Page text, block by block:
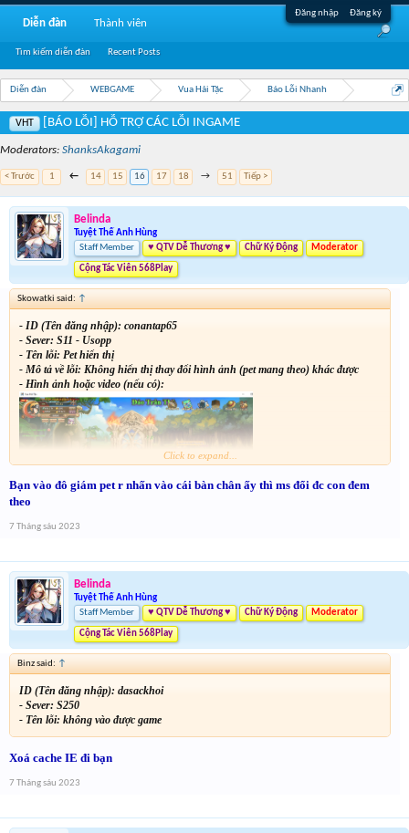
Đăng nhập Đăng ký
Diễn đàn WEBGAME Vua Hải Tặc Báo Lỗi Nhanh
VHT [BÁO LỖI] HỖ TRỢ CÁC LỖI INGAME
Moderators: ShanksAkagami
< Trước 1 ← 14 15 16 17 18 → 51 Tiếp >
Belinda
Tuyệt Thế Anh Hùng
Staff Member
♥ QTV Dễ Thương ♥ Chữ Ký Động Moderator
Cộng Tác Viên 568Play
Skowatki said: ↑
- ID (Tên đăng nhập): conantap65
- Sever: S11 - Usopp
- Tên lỗi: Pet hiển thị
- Mô tả về lỗi: Không hiển thị thay đổi hình ảnh (pet mang theo) khác được
- Hình ảnh hoặc video (nếu có):
Click to expand...
Bạn vào đô giám pet r nhấn vào cái bàn chân ấy thì ms đổi đc con đem
theo
7 Tháng sáu 2023
Belinda
Tuyệt Thế Anh Hùng
Staff Member
♥ QTV Dễ Thương ♥ Chữ Ký Động Moderator
Cộng Tác Viên 568Play
Binz said: ↑
ID (Tên đăng nhập): dasackhoi
- Sever: S250
- Tên lỗi: không vào được game
Xoá cache IE đi bạn
7 Tháng sáu 2023
Diễn đàn
Tìm kiếm diễn đàn Recent Posts
Thành viên